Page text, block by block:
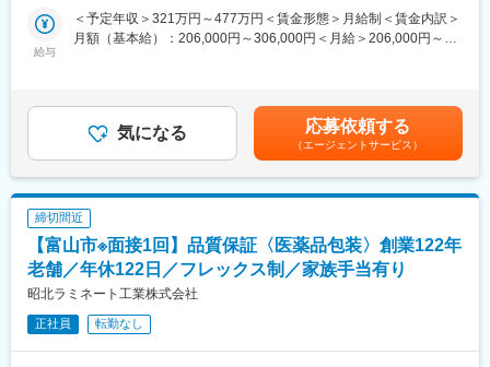
■組織構成：
組織全体で4名在籍しております。中途入社者も多く、すぐに馴染
◎繁忙期を過ぎると閑散期に入るため、お盆休みなどは通常10日
間ほど設定されています。同社は変形労働制を採用しており繁忙
期には土曜日の出勤対応もございますが、それ以外は比較的残業
なく休暇も取りやすくワークライフバランスが充実しています。
◎全国に菅公学生服株式会社のグループ会社があり、その地域ご
との採用となるため転勤はありません。
そんな同社にて設備保全ポジションをお任せします。
・生産効率向上のための設備改良／改善業務
・新規設備の導入、立ち上げ、調整作業
■同社設備について：
https://www.shohoku.co.jp/tokusyoku/
・グラビア印刷＆コート機
・ドライラミネート機
・断裁機
給与
＜予定年収＞321万円～477万円＜賃金形態＞月給制＜賃金内訳＞
月額（基本給）：206,000円～306,000円＜月給＞206,000円～
月)・決算賞与 年1回（前年度実績）賃金はあくまでも目安の金額
であり、選考を通じて上下する可能性があります。月給(月額)は固
定手当を含めた表記です。
気になる 応募依頼する
（エージェントサービス）
締切間近
【富山市※面接1回】品質保証〈医薬品包装〉創業122年
老舗／年休122日／フレックス制／家族手当有り
昭北ラミネート工業株式会社
正社員 転勤なし